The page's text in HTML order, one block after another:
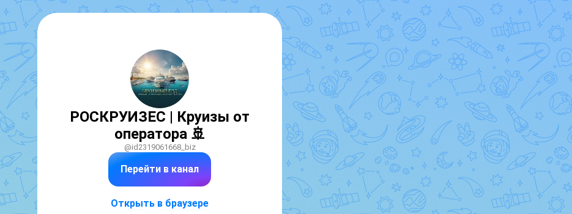
РОСКРУИЗЕС | Круизы от
оператора 🚢
@id2319061668_biz
Перейти в канал
Открыть в браузере